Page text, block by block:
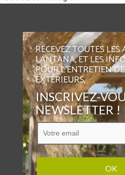
RECEVEZ TOUTES LES
LANTANA, ET LES
POUR L'ENTRETIEN
EXTÉRIEURS,
INSCRIVEZ-
NEWSLETTER !